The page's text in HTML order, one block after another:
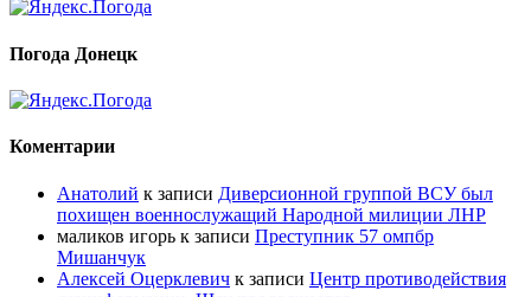
Погода Донецк
Коментарии
Анатолий к записи Диверсионной группой ВСУ был
похищен военнослужащий Народной милиции ЛНР
маликов игорь к записи Преступник 57 омпбр
Мишанчук
Алексей Оцерклевич к записи Центр противодействия